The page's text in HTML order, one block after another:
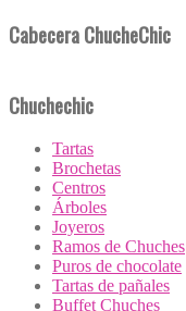
Cabecera ChucheChic
Chuchechic
Tartas
Brochetas
Centros
Árboles
Joyeros
Ramos de Chuches
Puros de chocolate
Tartas de pañales
Buffet Chuches